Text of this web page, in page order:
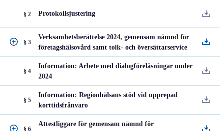
§ 2 Protokollsjustering
§ 3
Verksamhetsberättelse 2024, gemensam nämnd för
företagshälsovård samt tolk- och översättarservice
§ 4
Information: Arbete med dialogföreläsningar under
2024
§ 5
Information: Regionhälsans stöd vid upprepad
korttidsfrånvaro
§ 6
Attestliggare för gemensam nämnd för